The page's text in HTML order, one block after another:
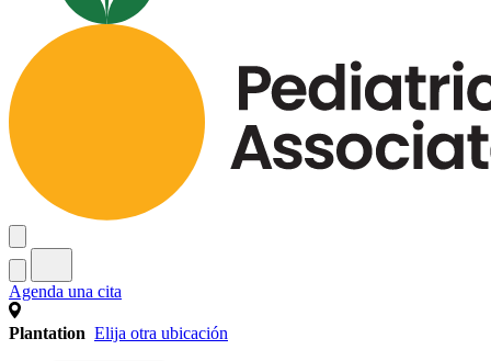
Agenda una cita
Plantation Elija otra ubicación